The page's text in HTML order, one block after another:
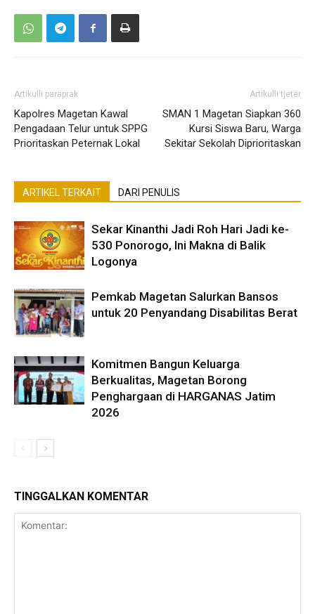
Artikulli paraprak
Kapolres Magetan Kawal
Pengadaan Telur untuk SPPG
Prioritaskan Peternak Lokal
Artikulli tjetër
SMAN 1 Magetan Siapkan 360
Kursi Siswa Baru, Warga
Sekitar Sekolah Diprioritaskan
ARTIKEL TERKAIT DARI PENULIS
Sekar Kinanthi Jadi Roh Hari Jadi ke-
530 Ponorogo, Ini Makna di Balik
Logonya
Pemkab Magetan Salurkan Bansos
untuk 20 Penyandang Disabilitas Berat
Komitmen Bangun Keluarga
Berkualitas, Magetan Borong
Penghargaan di HARGANAS Jatim
2026
TINGGALKAN KOMENTAR